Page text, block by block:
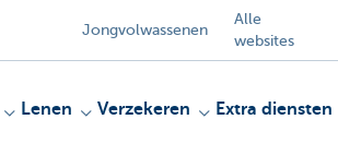
Jongvolwassenen
Alle
websites
Lenen Verzekeren Extra diensten